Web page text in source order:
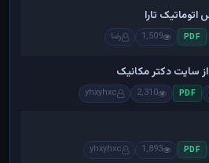
تارا
PDF
1,509 رضا
سایت دکتر مکانیک
PDF
2,310
yhxyhxc
PDF
1,893
yhxyhxc